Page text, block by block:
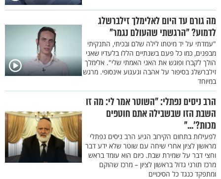
מה גורם עד היום לאלימלך זילברשלג
לדמוע? "הרגשתי שהעולם נגמר"
"עמדתי על יד מיטתו לילה שלם ובכיתי, התנקיתי
מבפנים, כמו כל פעם בשנתיים הללו בלעדיו שאני
הולך לקברו ופוגש את האני האמתי שלי". אלימלך
זילברשלג בסיפור על אהבה וגעגוע אינסופי. מרגש
במיוחד
הרב ניסים נפתלי: "השוטר אמר לי: מה זו
השבת הזו שבשבילה אתם חוטפים
מכות?’..."
לפעילות בתחום הקירוב הגיע הרב ניסים נפתלי
מראשון לציון אחרי שיחה עם שוטר שלא ידע דבר
וחצי דבר על שמירת שבת. כיום הוא עומד בראש
מרכז תורני גדול בראשון לציון – מרכז שהוקם
ומתפקד כנגד כל הסיכויים